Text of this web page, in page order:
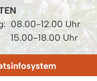
08.00-12.00 Uhr
15.00-18.00 Uhr